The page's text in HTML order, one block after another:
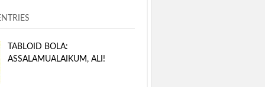
TABLOID BOLA:
ASSALAMUALAIKUM, ALI!